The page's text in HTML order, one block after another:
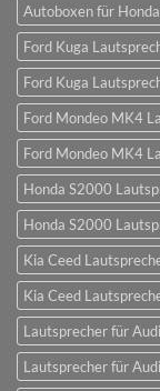
Autoboxen für
Ford Kuga
Ford Kuga
Ford Mondeo MK4
Ford Mondeo MK4
Honda S2000
Honda S2000
Kia Ceed
Kia Ceed
Lautsprecher für
Lautsprecher für